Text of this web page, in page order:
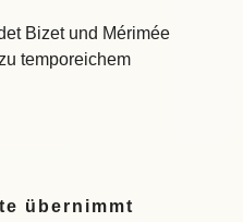
Bizet und Mérimée
temporeichem
übernimmt